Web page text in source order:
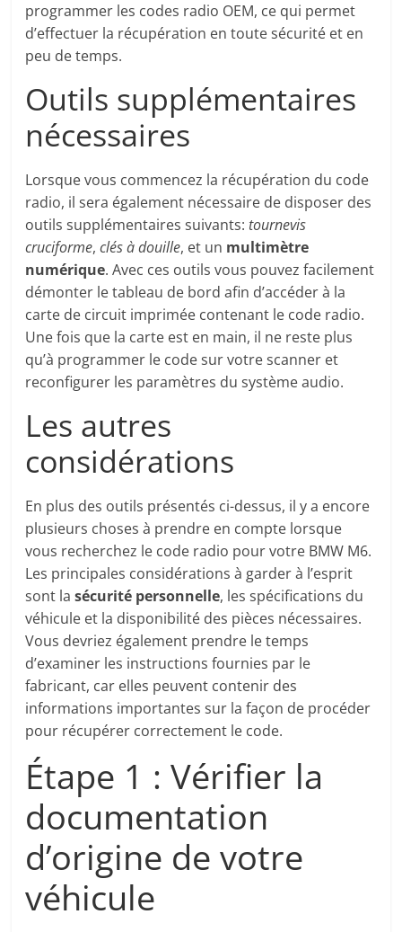
programmer les codes radio OEM, ce qui permet
d’effectuer la récupération en toute sécurité et en
peu de temps.
Outils supplémentaires
nécessaires
Lorsque vous commencez la récupération du code
radio, il sera également nécessaire de disposer des
outils supplémentaires suivants: tournevis
cruciforme,clés à douille, et un multimètre
numérique. Avec ces outils vous pouvez facilement
démonter le tableau de bord afin d’accéder à la
carte de circuit imprimée contenant le code radio.
Une fois que la carte est en main, il ne reste plus
qu’à programmer le code sur votre scanner et
reconfigurer les paramètres du système audio.
Les autres
considérations
En plus des outils présentés ci-dessus, il y a encore
plusieurs choses à prendre en compte lorsque
vous recherchez le code radio pour votre BMW M6.
Les principales considérations à garder à l’esprit
sont lasécurité personnelle, les spécifications du
véhicule et la disponibilité des pièces nécessaires.
Vous devriez également prendre le temps
d’examiner les instructions fournies par le
fabricant, car elles peuvent contenir des
informations importantes sur la façon de procéder
pour récupérer correctement le code.
Étape 1 : Vérifier la
documentation
d’origine de votre
véhicule